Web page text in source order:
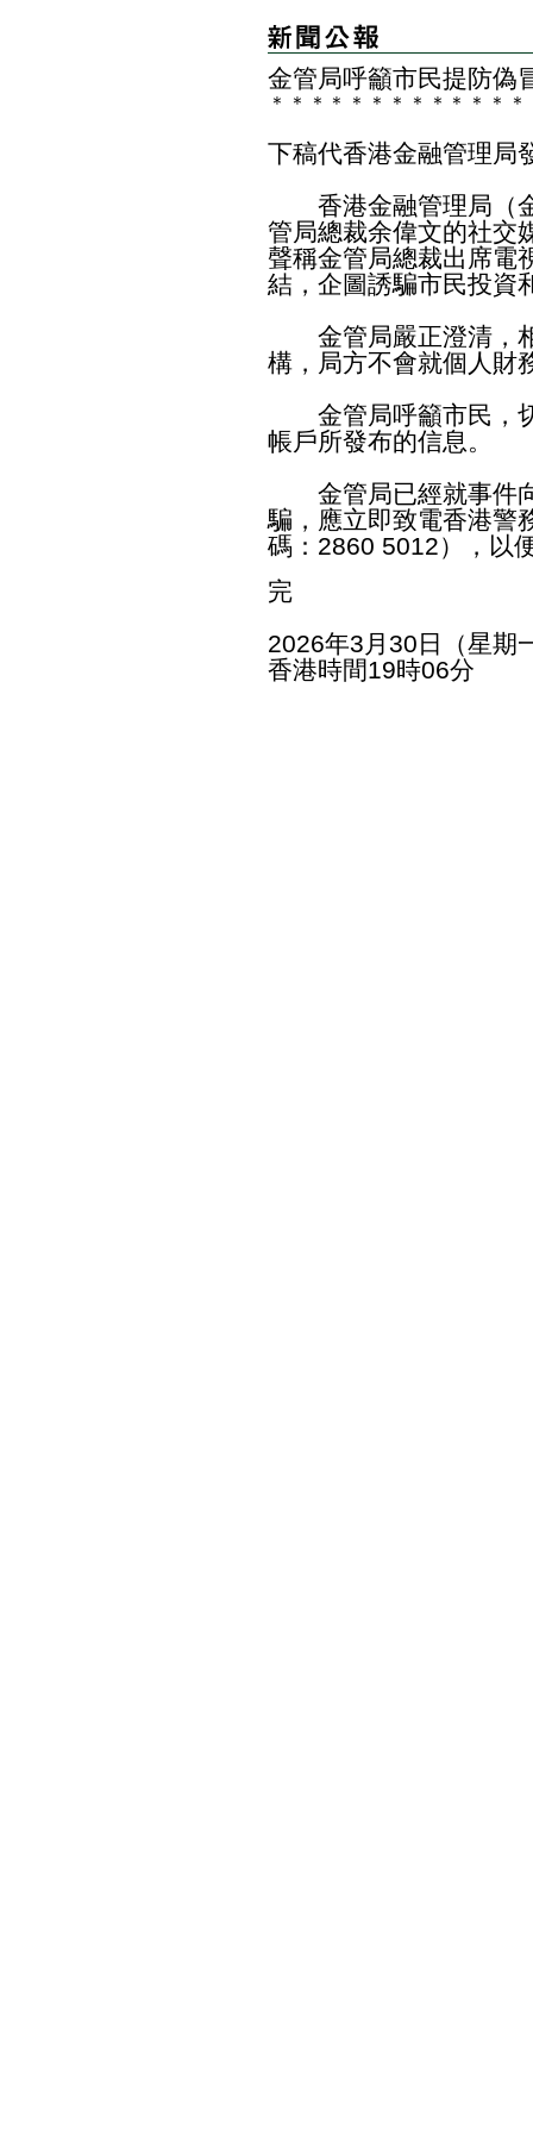
金管局呼籲市民提防偽
＊ ＊ ＊ ＊ ＊ ＊ ＊ ＊ ＊ ＊ ＊ ＊ ＊
下稿代香港金融管理局
香港金融管理局（金
管局總裁余偉文的社交
聲稱金管局總裁出席電
結，企圖誘騙市民投資
金管局嚴正澄清，相
構，局方不會就個人財
金管局呼籲市民，切
帳戶所發布的信息。
金管局已經就事件向
騙，應立即致電香港警
碼：2860 5012），以
完
2026年3月30日（星期
香港時間19時06分